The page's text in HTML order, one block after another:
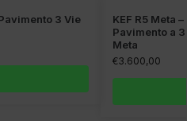
3 Vie
KEF R5 Meta
Pavimento a
Meta
€3.600,00